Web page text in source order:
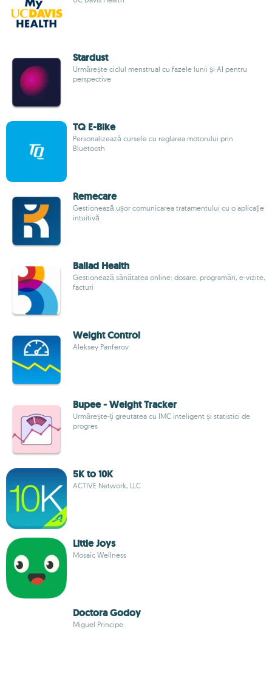
Stardust
Urmărește ciclul menstrual cu fazele lunii și AI pentru
perspective
TQ E-Bike
Personalizează cursele cu reglarea motorului prin
Bluetooth
Remecare
Gestionează ușor comunicarea tratamentului cu o aplicație
intuitivă
Ballad Health
Gestionează sănătatea online: dosare, programări, e-vizite,
facturi
Weight Control
Aleksey Panferov
Bupee - Weight Tracker
Urmărește-ți greutatea cu IMC inteligent și statistici de
progres
5K to 10K
ACTIVE Network, LLC
Little Joys
Mosaic Wellness
Doctora Godoy
Miguel Principe